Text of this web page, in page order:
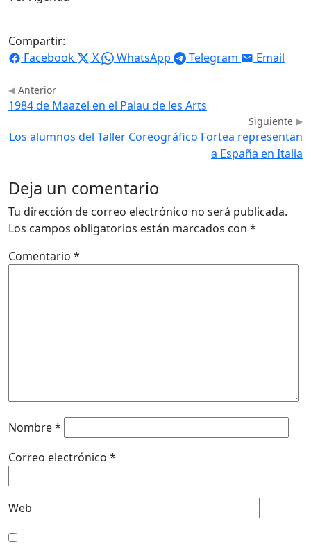
Compartir:
Facebook
X WhatsApp Telegram Email
Anterior
1984 de Maazel en el Palau de les Arts
Siguiente
Los alumnos del Taller Coreográfico Fortea representan
a España en Italia
Deja un comentario
Tu dirección de correo electrónico no será publicada.
Los campos obligatorios están marcados con *
Comentario *
Nombre*
Correo electrónico *
Web